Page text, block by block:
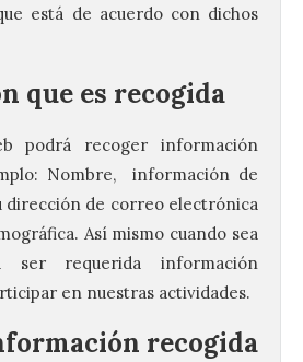
está de acuerdo con dichos
que es recogida
podrá recoger información
Nombre, información de
dirección de correo electrónica
Así mismo cuando sea
ser requerida información
en nuestras actividades.
recogida